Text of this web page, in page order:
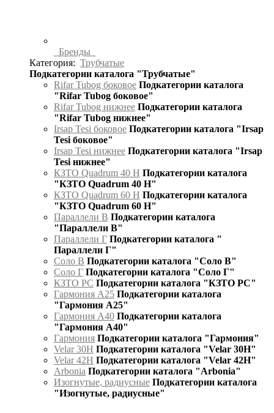
Бренды
Категория: Трубчатые
Подкатегории каталога "Трубчатые"
Rifar Tubog боковое Подкатегории каталога
"Rifar Tubog боковое"
Rifar Tubog нижнее Подкатегории каталога
"Rifar Tubog нижнее"
Irsap Tesi боковое Подкатегории каталога "Irsap
Tesi боковое"
Irsap Tesi нижнее Подкатегории каталога "Irsap
Tesi нижнее"
КЗТО Quadrum 40 H Подкатегории каталога
"КЗТО Quadrum 40 H"
КЗТО Quadrum 60 H Подкатегории каталога
"КЗТО Quadrum 60 H"
Параллели В Подкатегории каталога
"Параллели В"
Параллели Г Подкатегории каталога "
Параллели Г"
Соло В Подкатегории каталога "Соло В"
Соло Г Подкатегории каталога "Соло Г"
КЗТО РС Подкатегории каталога "КЗТО РС"
Гармония А25 Подкатегории каталога
"Гармония А25"
Гармония А40 Подкатегории каталога
"Гармония А40"
Гармония Подкатегории каталога "Гармония"
Velar 30H Подкатегории каталога "Velar 30H"
Velar 42H Подкатегории каталога "Velar 42H"
Arbonia Подкатегории каталога "Arbonia"
Изогнутые, радиусные Подкатегории каталога
"Изогнутые, радиусные"